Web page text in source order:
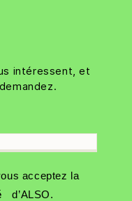
intéressent, et
acceptez la
d’ALSO.